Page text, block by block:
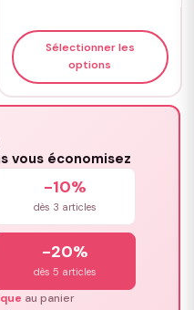
Sélectionner les
options
vous économisez
-10%
dès 3 articles
-20%
dès 5 articles
au panier